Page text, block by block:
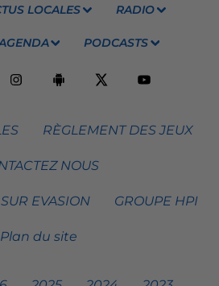
LOCALES RADIO
PODCASTS
RÈGLEMENT DES JEUX
NOUS
EVASION GROUPE HPI
Plan du site